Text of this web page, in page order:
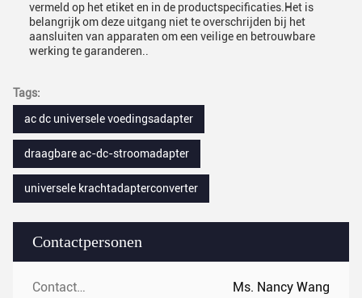
Contactpersonen
Contactpersonen: Ms. Nancy Wang
vermeld op het etiket en in de productspecificaties.Het is
belangrijk om deze uitgang niet te overschrijden bij het
aansluiten van apparaten om een veilige en betrouwbare
werking te garanderen..
Tags:
ac dc universele voedingsadapter
draagbare ac-dc-stroomadapter
universele krachtadapterconverter